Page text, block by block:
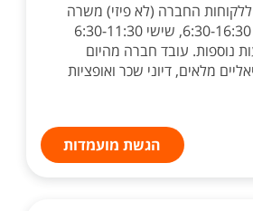
החברה (לא פיזי) משרה
מלאה: א'-ה, שעות: 6:30-16:30, שישי 6:30-11:30
נוספות. עובד חברה מהיום
מלאים, דיוני שכר ואופציות
הגשת מועמדות